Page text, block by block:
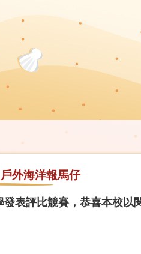
戶外海洋報馬仔
表評比競賽，恭喜本校以